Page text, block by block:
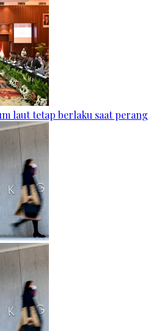
laut tetap berlaku saat perang